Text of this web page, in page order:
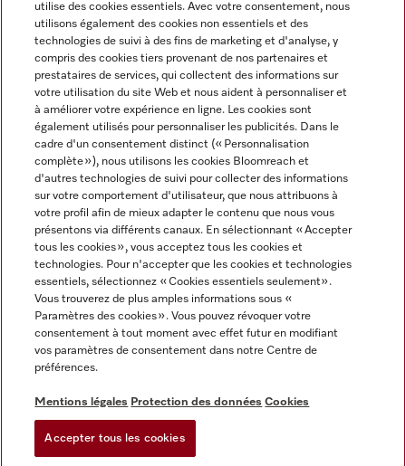
Langue
FRANCAIS
Informations légales
CGV
Conditions d’utilisation
Déclaration d'accessibilité
Digital Services Act
Miele sur Instagram
Miele sur Youtube
utilise des cookies essentiels. Avec votre consentement, nous
utilisons également des cookies non essentiels et des
technologies de suivi à des fins de marketing et d'analyse, y
compris des cookies tiers provenant de nos partenaires et
prestataires de services, qui collectent des informations sur
votre utilisation du site Web et nous aident à personnaliser et
à améliorer votre expérience en ligne. Les cookies sont
également utilisés pour personnaliser les publicités. Dans le
cadre d'un consentement distinct (« Personnalisation
complète »), nous utilisons les cookies Bloomreach et
d'autres technologies de suivi pour collecter des informations
sur votre comportement d'utilisateur, que nous attribuons à
votre profil afin de mieux adapter le contenu que nous vous
présentons via différents canaux. En sélectionnant « Accepter
tous les cookies », vous acceptez tous les cookies et
technologies. Pour n'accepter que les cookies et technologies
essentiels, sélectionnez « Cookies essentiels seulement».
Vous trouverez de plus amples informations sous «
Paramètres des cookies ». Vous pouvez révoquer votre
consentement à tout moment avec effet futur en modifiant
vos paramètres de consentement dans notre Centre de
préférences.
Mentions légales Protection des données Cookies
Accepter tous les cookies